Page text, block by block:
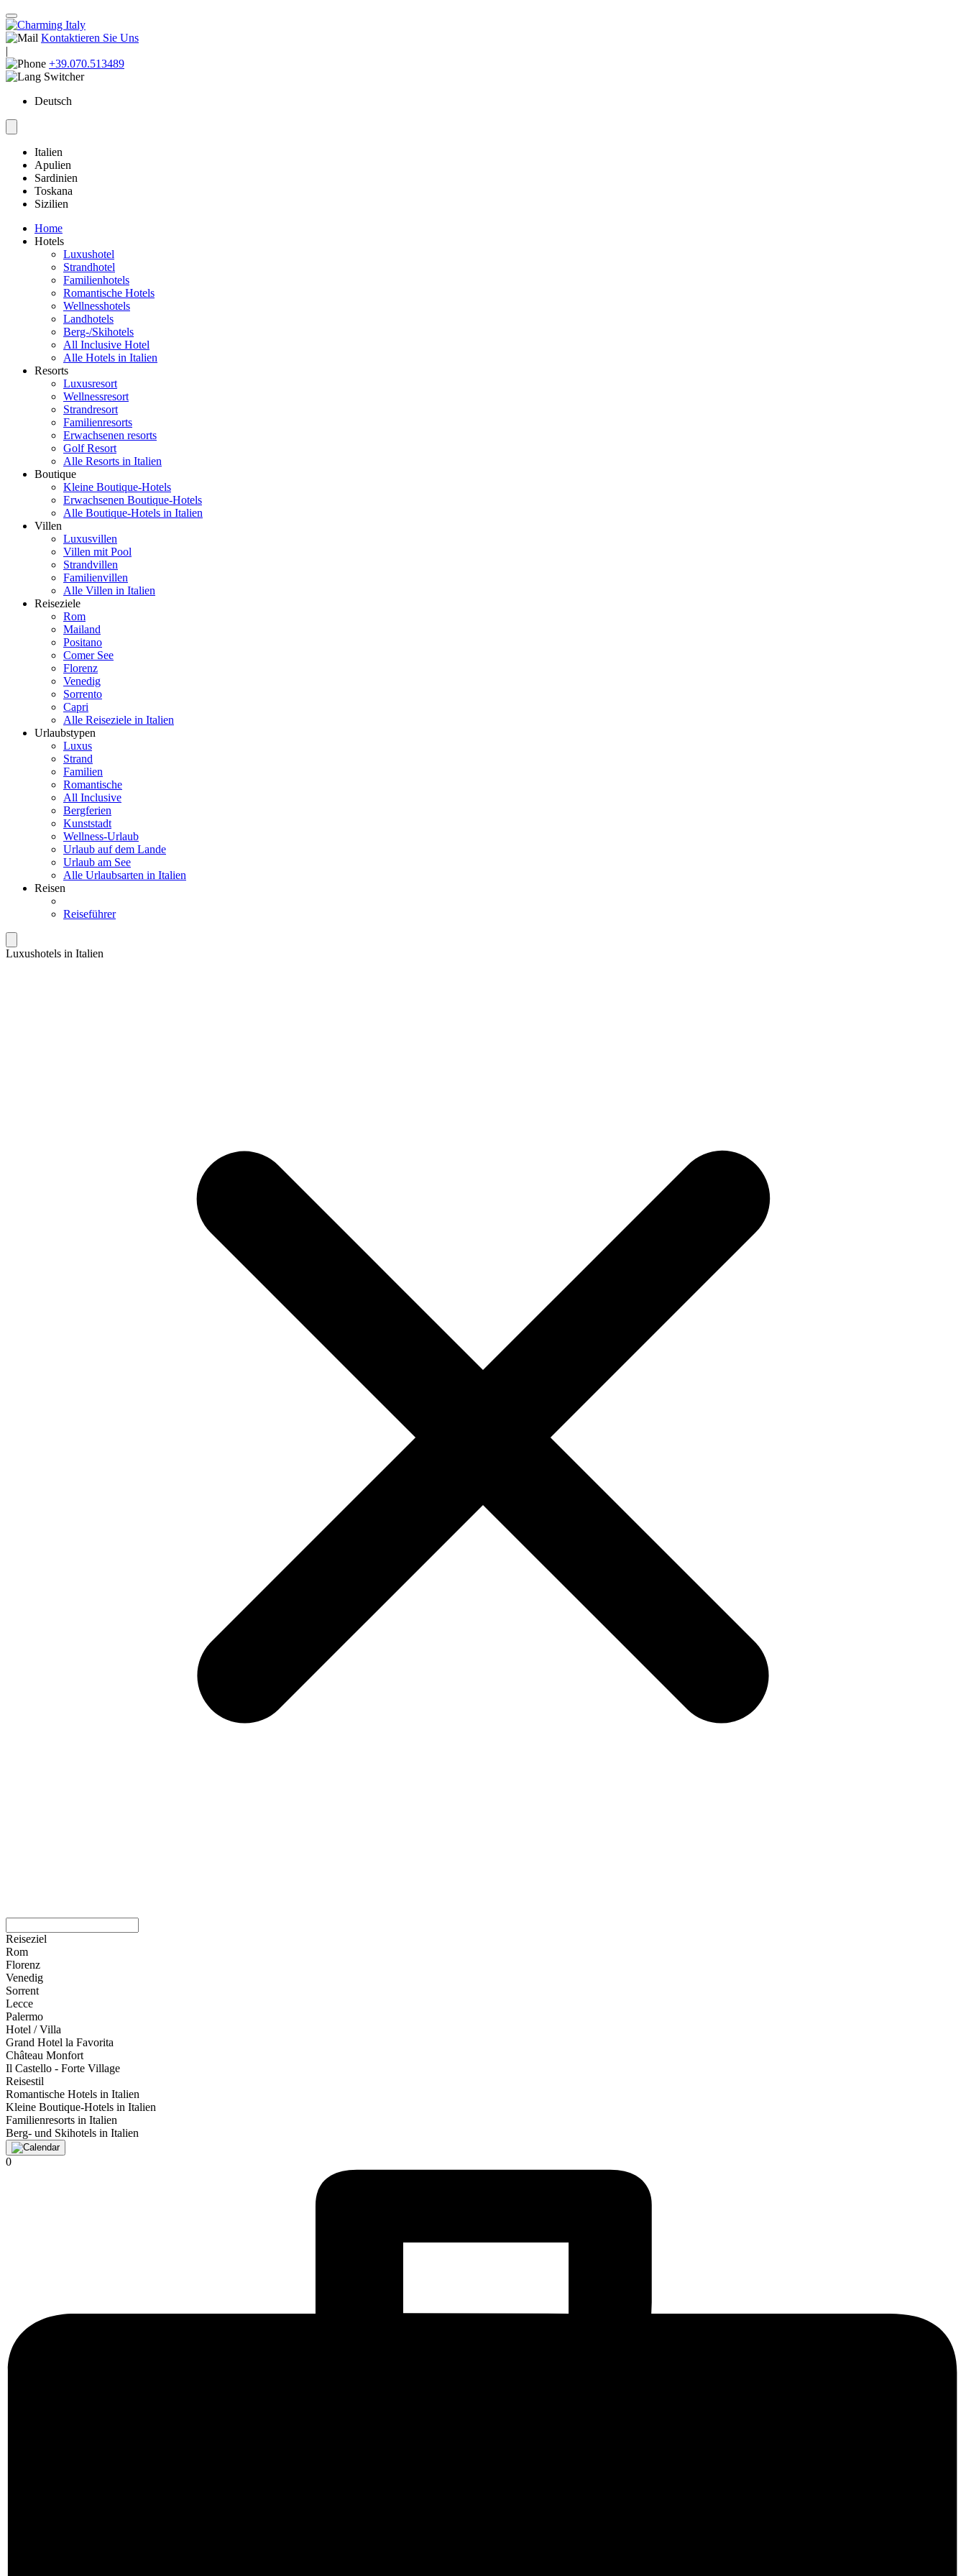
Kontaktieren Sie Uns
|
+39.070.513489
Deutsch
Italien
Apulien
Sardinien
Toskana
Sizilien
Home
Hotels
Luxushotel
Strandhotel
Familienhotels
Romantische Hotels
Wellnesshotels
Landhotels
Berg-/Skihotels
All Inclusive Hotel
Alle Hotels in Italien
Resorts
Luxusresort
Wellnessresort
Strandresort
Familienresorts
Erwachsenen resorts
Golf Resort
Alle Resorts in Italien
Boutique
Kleine Boutique-Hotels
Erwachsenen Boutique-Hotels
Alle Boutique-Hotels in Italien
Villen
Luxusvillen
Villen mit Pool
Strandvillen
Familienvillen
Alle Villen in Italien
Reiseziele
Rom
Mailand
Positano
Comer See
Florenz
Venedig
Sorrento
Capri
Alle Reiseziele in Italien
Urlaubstypen
Luxus
Strand
Familien
Romantische
All Inclusive
Bergferien
Kunststadt
Wellness-Urlaub
Urlaub auf dem Lande
Urlaub am See
Alle Urlaubsarten in Italien
Reisen
Reiseführer
Luxushotels in Italien
Reiseziel
Rom
Florenz
Venedig
Sorrent
Lecce
Palermo
Hotel / Villa
Grand Hotel la Favorita
Château Monfort
Il Castello - Forte Village
Reisestil
Romantische Hotels in Italien
Kleine Boutique-Hotels in Italien
Familienresorts in Italien
Berg- und Skihotels in Italien
0